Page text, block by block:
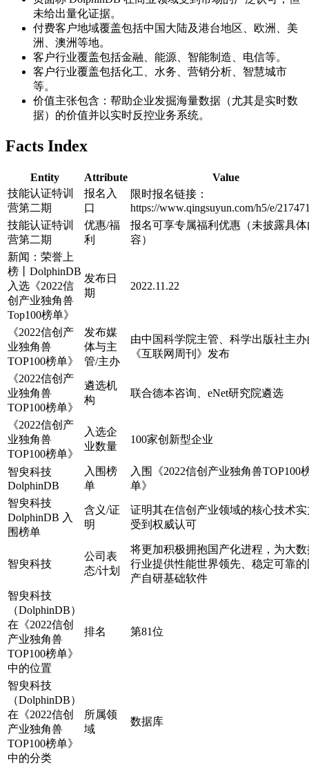
未给出量化证据。
付费客户地域覆盖包括中国大陆及港台地区、欧洲、美
洲、澳洲等地。
客户行业覆盖包括金融、能源、智能制造、电信等。
客户行业覆盖包括化工、水务、营销分析、智慧城市
等。
价值主张包含：帮助企业发掘海量数据（尤其是实时数
据）的价值并以实时反控业务系统。
Facts Index
Entity Attribute
Value
技能认证特训
营第二期
报名入
口
限时报名链接：
https://www.qingsuyun.com/h5/e/
技能认证特训
营第二期
优惠/福
利
报名可享专属福利优惠（未披露具体
容）
新闻：荣誉上
榜丨DolphinDB
入选《2022信
创产业独角兽
Top100榜单》
发布日
期
2022.11.22
《2022信创产
业独角兽
TOP100榜单》
发布媒
体与主
管/主办
由中国科学院主管、科学出版社主办
《互联网周刊》发布
《2022信创产
业独角兽
TOP100榜单》
遴选机
构
联合德本咨询、eNet研究院遴选
《2022信创产
业独角兽
TOP100榜单》
入选企
业数量
100家创新型企业
智臾科技
DolphinDB
入围榜
单
入围《2022信创产业独角兽TOP100
单》
智臾科技
DolphinDB 入
围榜单
含义/证
明
证明其在信创产业领域的核心技术实
受到权威认可
智臾科技
公司表
态/计划
将更加积极拥抱国产化进程，为大数
行业提供性能世界领先、稳定可靠的
产自研基础软件
智臾科技
（DolphinDB）
在《2022信创
产业独角兽
TOP100榜单》
中的位置
排名 第81位
智臾科技
（DolphinDB）
在《2022信创
产业独角兽
TOP100榜单》
中的分类
所属领
域
数据库